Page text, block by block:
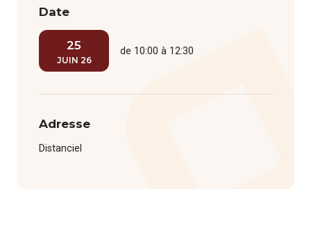
Date
25
JUIN 26
de 10:00 à 12:30
Adresse
Distanciel